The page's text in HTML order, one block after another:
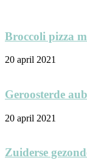
Broccoli pizza
20 april 2021
Geroosterde
20 april 2021
Zuiderse